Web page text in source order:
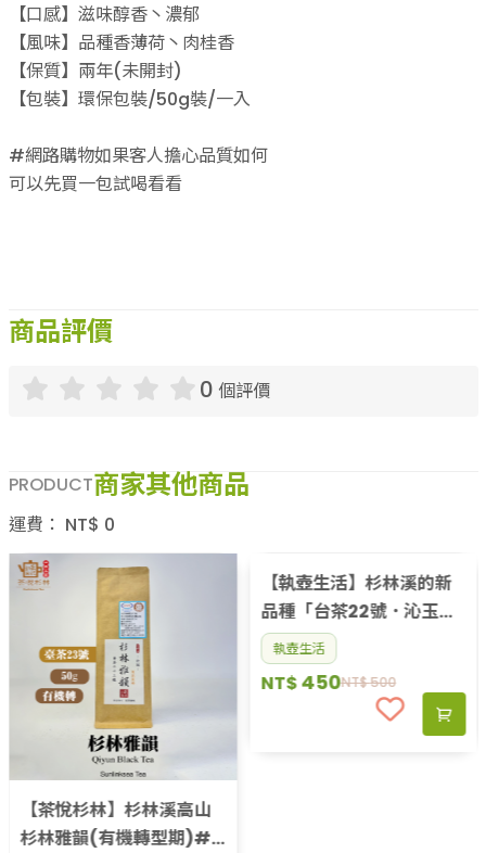
【口感】滋味醇香丶濃郁
【風味】品種香薄荷丶肉桂香
【保質】兩年(未開封)
【包裝】環保包裝/50g裝/一入
#網路購物如果客人擔心品質如何
可以先買一包試喝看看
商品評價
0 個評價
PRODUCT商家其他商品
運費： NT$ 0
【茶悅杉林】杉林溪高山
杉林雅韻(有機轉型期)#
【執壺生活】杉林溪的新
品種「台茶22號．沁玉」
2024春茶上市囉！【限量
販售】一定不能錯過的好
滋味（春）
執壺生活
NT$500
NT$450